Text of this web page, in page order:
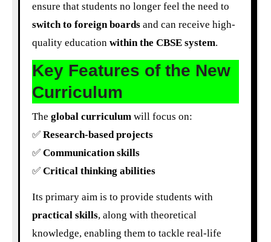
ensure that students no longer feel the need to
switch to foreign boardsand can receive high-
quality education within the CBSE system.
Key Features of the New
Curriculum
The global curriculumwill focus on:
✅ Research-based projects
✅ Communication skills
✅ Critical thinking abilities
Its primary aim is to provide students with
practical skills, along with theoretical
knowledge, enabling them to tackle real-life